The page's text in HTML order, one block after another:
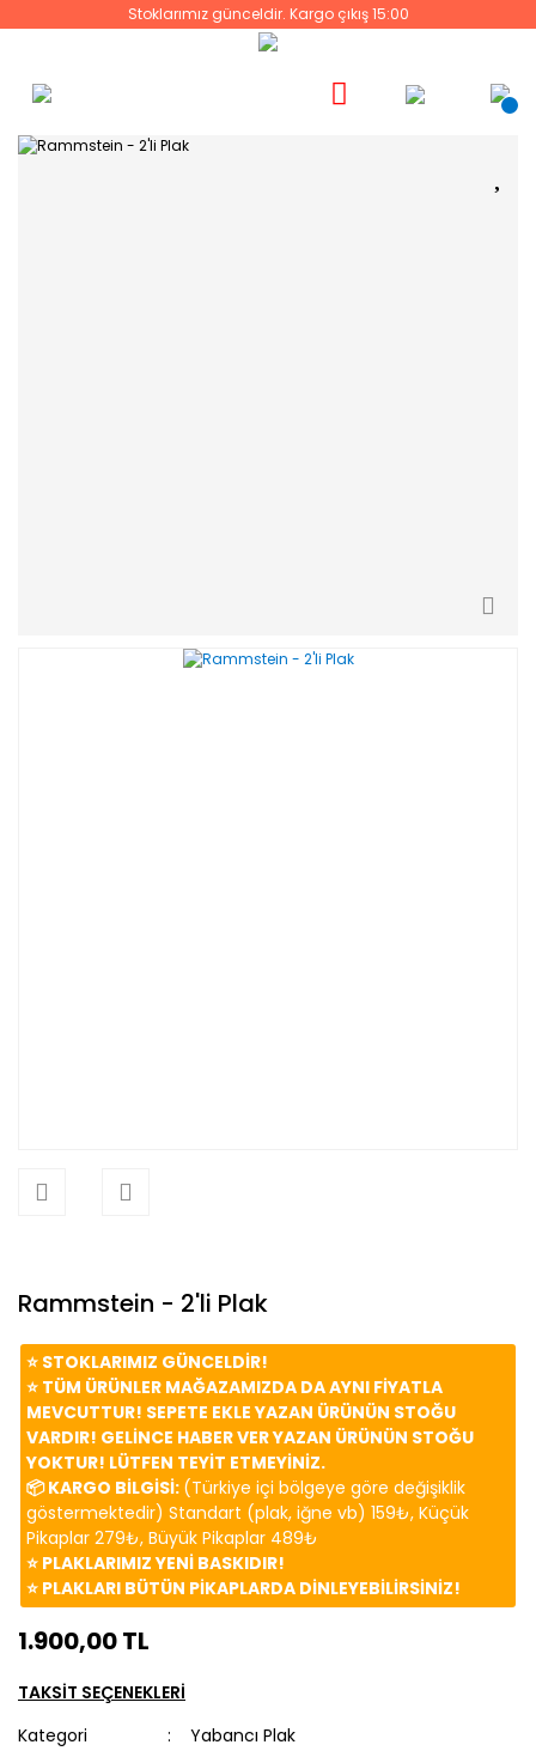
Stoklarımız günceldir. Kargo çıkış 15:00
Rammstein - 2'li Plak
⭐️ STOKLARIMIZ GÜNCELDİR!
⭐️ TÜM ÜRÜNLER MAĞAZAMIZDA DA AYNI FİYATLA
MEVCUTTUR! SEPETE EKLE YAZAN ÜRÜNÜN STOĞU
VARDIR! GELİNCE HABER VER YAZAN ÜRÜNÜN STOĞU
YOKTUR! LÜTFEN TEYİT ETMEYİNİZ.
📦 KARGO BİLGİSİ: (Türkiye içi bölgeye göre değişiklik
göstermektedir) Standart (plak, iğne vb) 159₺, Küçük
Pikaplar 279₺, Büyük Pikaplar 489₺
⭐️ PLAKLARIMIZ YENİ BASKIDIR!
⭐️ PLAKLARI BÜTÜN PİKAPLARDA DİNLEYEBİLİRSİNİZ!
1.900,00 TL
TAKSİT SEÇENEKLERİ
Kategori
Yabancı Plak